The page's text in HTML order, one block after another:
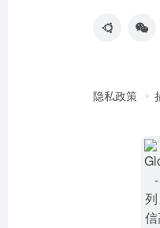
隐私政策